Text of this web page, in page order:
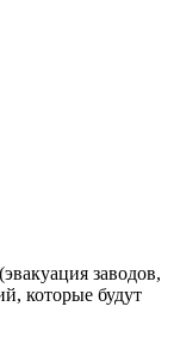
заводов,
которые будут